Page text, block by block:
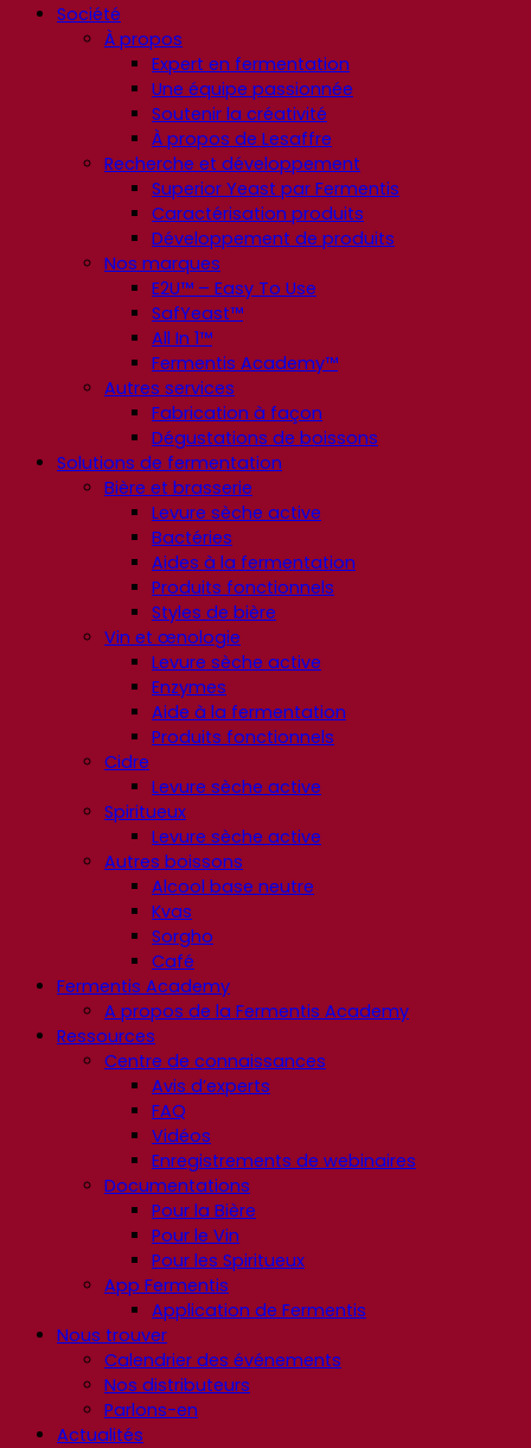
Société
À propos
Expert en fermentation
Une équipe passionnée
Soutenir la créativité
À propos de Lesaffre
Recherche et développement
Superior Yeast par Fermentis
Caractérisation produits
Développement de produits
Nos marques
E2U™ – Easy To Use
SafYeast™
All In 1™
Fermentis Academy™
Autres services
Fabrication à façon
Dégustations de boissons
Solutions de fermentation
Bière et brasserie
Levure sèche active
Bactéries
Aides à la fermentation
Produits fonctionnels
Styles de bière
Vin et œnologie
Levure sèche active
Enzymes
Aide à la fermentation
Produits fonctionnels
Cidre
Levure sèche active
Spiritueux
Levure sèche active
Autres boissons
Alcool base neutre
Kvas
Sorgho
Café
Fermentis Academy
A propos de la Fermentis Academy
Ressources
Centre de connaissances
Avis d’experts
FAQ
Vidéos
Enregistrements de webinaires
Documentations
Pour la Bière
Pour le Vin
Pour les Spiritueux
App Fermentis
Application de Fermentis
Nous trouver
Calendrier des événements
Nos distributeurs
Parlons-en
Actualités